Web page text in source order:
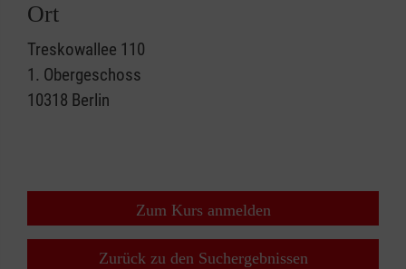
Ort
Treskowallee 110
1. Obergeschoss
10318 Berlin
Zum Kurs anmelden
Zurück zu den Suchergebnissen